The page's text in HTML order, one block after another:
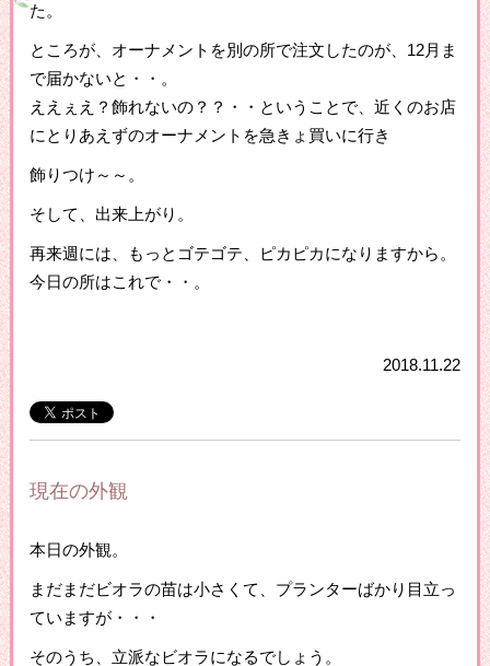
た。
ところが、オーナメントを別の所で注文したのが、12月ま
で届かないと・・。
ええぇえ？飾れないの？？・・ということで、近くのお店
にとりあえずのオーナメントを急きょ買いに行き
飾りつけ～～。
そして、出来上がり。
再来週には、もっとゴテゴテ、ピカピカになりますから。
今日の所はこれで・・。
2018.11.22
現在の外観
本日の外観。
まだまだビオラの苗は小さくて、プランターばかり目立っ
ていますが・・・
そのうち、立派なビオラになるでしょう。